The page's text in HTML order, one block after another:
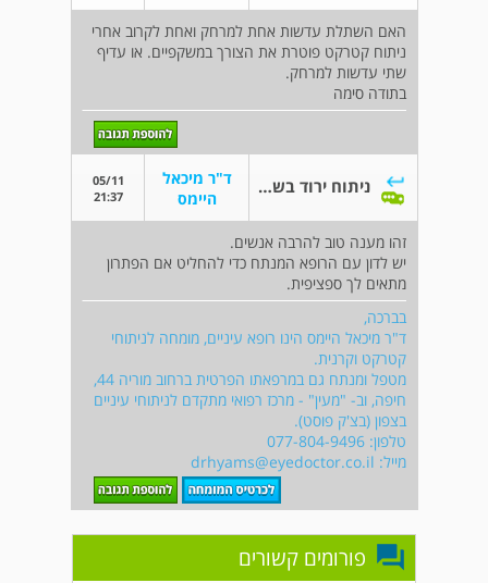
האם השתלת עדשות אחת למרחק ואחת לקרוב אחרי
ניתוח קטרקט פוטרת את הצורך במשקפיים. או עדיף
שתי עדשות למרחק.
בתודה סימה
ניתוח ירוד בשתי העיינים
ד"ר מיכאל
היימס
05/11
21:37
זהו מענה טוב להרבה אנשים.
יש לדון עם הרופא המנתח כדי להחליט אם הפתרון
מתאים לך ספציפית.
בברכה,
ד"ר מיכאל היימס הינו רופא עיניים, מומחה לניתוחי
קטרקט וקרנית.
מטפל ומנתח גם במרפאתו הפרטית ברחוב מוריה 44,
חיפה, וב- "מעין" - מרכז רפואי מתקדם לניתוחי עיניים
בצפון (בצ'ק פוסט).
טלפון: 077-804-9496
מייל: drhyams@eyedoctor.co.il
פורומים קשורים